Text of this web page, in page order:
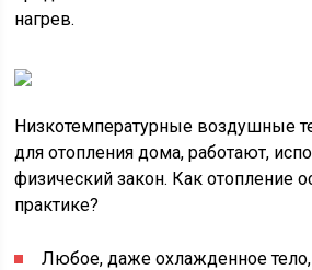
нагрев.
Низкотемпературные воздушные
для отопления дома, работают,
физический закон. Как отопление
практике?
Любое, даже охлажденное